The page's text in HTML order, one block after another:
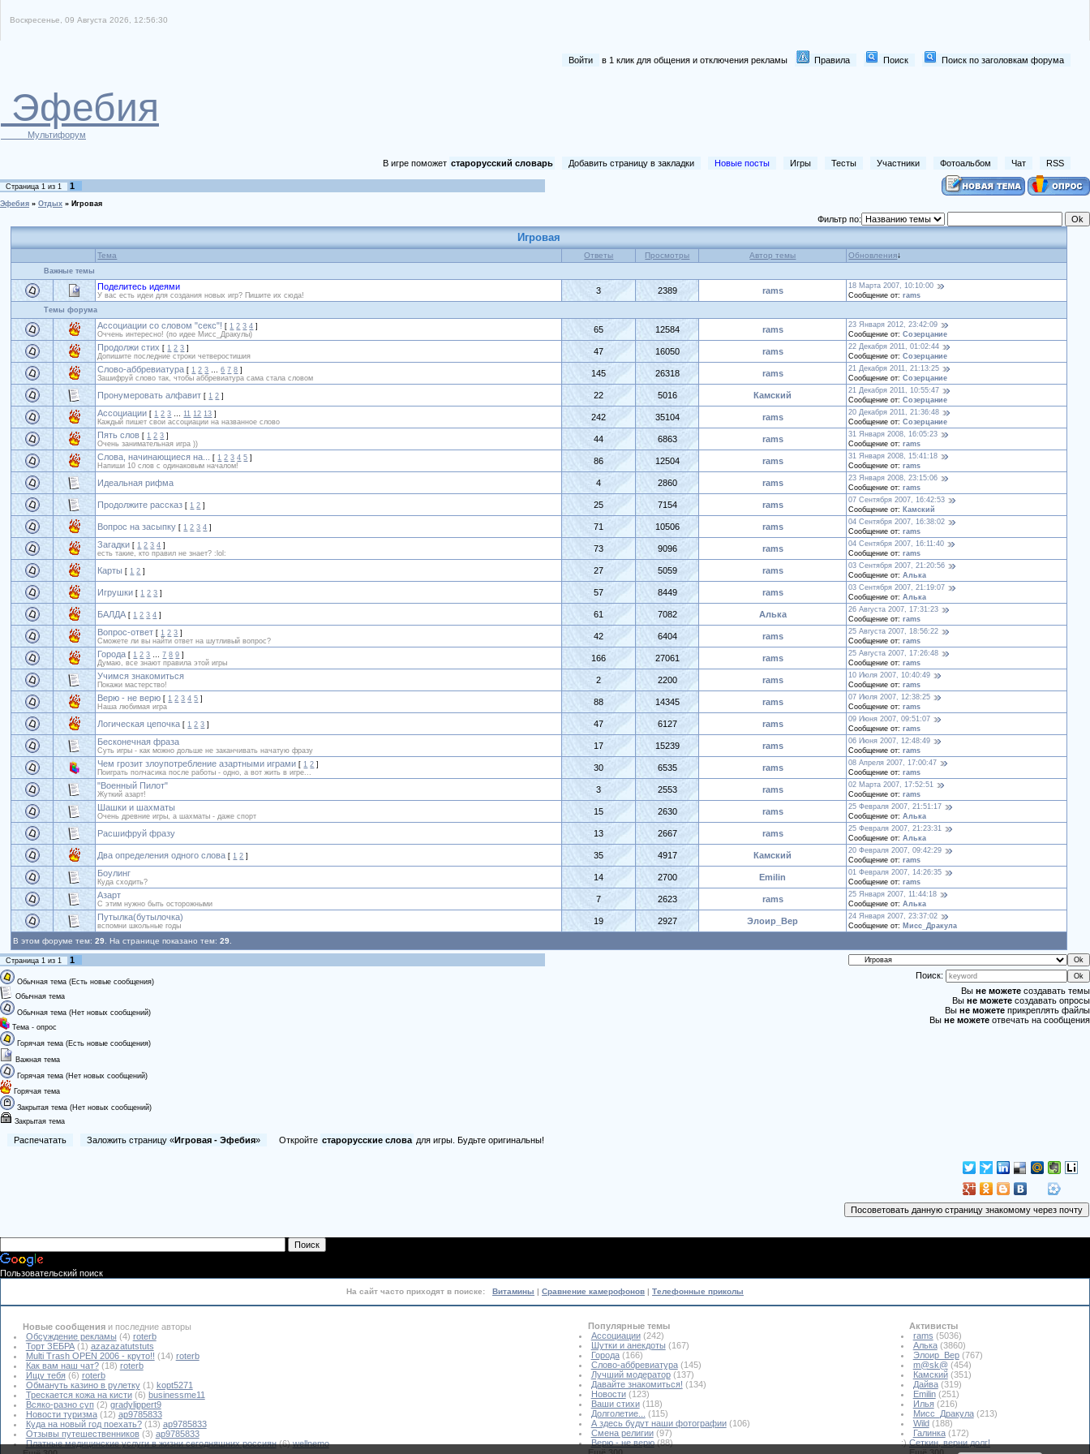
Воскресенье, 09 Августа 2026, 12:56:30
Войти в 1 клик для общения и отключения рекламы Правила Поиск Поиск по заголовкам форума
Эфебия
Мультифорум
В игре поможет старорусский словарь Добавить страницу в закладки Новые посты Игры Тесты Участники Фотоальбом Чат RSS
Страница 1 из 1 1
Эфебия » Отдых » Игровая
Фильтр по:
Игровая
Тема Ответы Просмотры Автор темы Обновления↓
Важные темы
Поделитесь идеями
У вас есть идеи для создания новых игр? Пишите их сюда! 3 2389 rams
18 Марта 2007, 10:10:00
Сообщение от:rams
Темы форума
Ассоциации со словом "секс"! [1 2 3 4 ]
Оччень интересно! (по идее Мисс_Дракулы)
65 12584 rams
23 Января 2012, 23:42:09
Сообщение от:Созерцание
Продолжи стих [1 2 3 ]
Допишите последние строки четверостишия
47 16050 rams
22 Декабря 2011, 01:02:44
Сообщение от:Созерцание
Слово-аббревиатура [1 2 3 …6 7 8 ]
Зашифруй слово так, чтобы аббревиатура сама стала словом
145 26318 rams
21 Декабря 2011, 21:13:25
Сообщение от:Созерцание
Пронумеровать алфавит [1 2 ] 22 5016 Камский
21 Декабря 2011, 10:55:47
Сообщение от:Созерцание
Ассоциации [1 2 3 …11 12 13 ]
Каждый пишет свои ассоциации на названное слово
242 35104 rams
20 Декабря 2011, 21:36:48
Сообщение от:Созерцание
Пять слов [1 2 3 ]
Очень занимательная игра ))
44 6863 rams
31 Января 2008, 16:05:23
Сообщение от:rams
Слова, начинающиеся на... [1 2 3 4 5 ]
Напиши 10 слов с одинаковым началом!
86 12504 rams
31 Января 2008, 15:41:18
Сообщение от:rams
Идеальная рифма 4 2860 rams
23 Января 2008, 23:15:06
Сообщение от:rams
Продолжите рассказ [1 2 ] 25 7154 rams
07 Сентября 2007, 16:42:53
Сообщение от: Камский
Вопрос на засыпку [1 2 3 4 ] 71 10506 rams
04 Сентября 2007, 16:38:02
Сообщение от:rams
Загадки [1 2 3 4 ]
есть такие, кто правил не знает? :lol:
73 9096 rams
04 Сентября 2007, 16:11:40
Сообщение от:rams
Карты [1 2 ] 27 5059 rams
03 Сентября 2007, 21:20:56
Сообщение от:Алька
Игрушки [1 2 3 ] 57 8449 rams
03 Сентября 2007, 21:19:07
Сообщение от:Алька
БАЛДА [1 2 3 4 ] 61 7082 Алька
26 Августа 2007, 17:31:23
Сообщение от:rams
Вопрос-ответ [1 2 3 ]
Сможете ли вы найти ответ на шутливый вопрос?
42 6404 rams
25 Августа 2007, 18:56:22
Сообщение от:rams
Города [1 2 3 …7 8 9 ]
Думаю, все знают правила этой игры
166 27061 rams
25 Августа 2007, 17:26:48
Сообщение от:rams
Учимся знакомиться
Покажи мастерство! 2 2200 rams
10 Июля 2007, 10:40:49
Сообщение от:rams
Верю - не верю [1 2 3 4 5 ]
Наша любимая игра
88 14345 rams
07 Июля 2007, 12:38:25
Сообщение от:rams
Логическая цепочка [1 2 3 ] 47 6127 rams
09 Июня 2007, 09:51:07
Сообщение от:rams
Бесконечная фраза
Суть игры - как можно дольше не заканчивать начатую фразу 17 15239 rams
06 Июня 2007, 12:48:49
Сообщение от:rams
Чем грозит злоупотребление азартными играми [1 2 ]
Поиграть полчасика после работы - одно, а вот жить в игре...
30 6535 rams
08 Апреля 2007, 17:00:47
Сообщение от:rams
"Военный Пилот"
Жуткий азарт! 3 2553 rams
02 Марта 2007, 17:52:51
Сообщение от:rams
Шашки и шахматы
Очень древние игры, а шахматы - даже спорт 15 2630 rams
25 Февраля 2007, 21:51:17
Сообщение от:Алька
Расшифруй фразу 13 2667 rams
25 Февраля 2007, 21:23:31
Сообщение от:Алька
Два определения одного слова [1 2 ] 35 4917 Камский
20 Февраля 2007, 09:42:29
Сообщение от:rams
Боулинг
Куда сходить? 14 2700 Emilin
01 Февраля 2007, 14:26:35
Сообщение от:rams
Азарт
С этим нужно быть осторожными 7 2623 rams
25 Января 2007, 11:44:18
Сообщение от:Алька
Путылка(бутылочка)
вспомни школьные годы 19 2927 Элоир_Вер
24 Января 2007, 23:37:02
Сообщение от: Мисс_Дракула
В этом форуме тем:29 . На странице показано тем:29
Страница 1 из 1 1
Обычная тема (Есть новые сообщения)
Обычная тема
Обычная тема (Нет новых сообщений)
Тема - опрос
Горячая тема (Есть новые сообщения)
Важная тема
Горячая тема (Нет новых сообщений)
Горячая тема
Закрытая тема (Нет новых сообщений)
Закрытая тема
Поиск:
Вы не можете создавать темы
Вы не можете создавать опросы
Вы не можете прикреплять файлы
Вы не можете отвечать на сообщения
Распечатать Заложить страницу «Игровая - Эфебия» Откройте старорусские слова для игры. Будьте оригинальны!
Пользовательский поиск
На сайт часто приходят в поиске: Витамины | Сравнение камерофонов | Телефонные приколы
Новые сообщения и последние авторы
Обсуждение рекламы (4) roterb
Торт ЗЕБРА (1) azazazatutstuts
Multi Trash OPEN 2006 - круто!! (14) roterb
Как вам наш чат? (18) roterb
Ищу тебя (6) roterb
Обмануть казино в рулетку (1) kopt5271
Трескается кожа на кисти (6) businessme11
Всяко-разно суп (2) gradylippert9
Новости туризма (12) ap9785833
Куда на новый год поехать? (13) ap9785833
Отзывы путешественников (3) ap9785833
Платные медицинские услуги в жизни сегодняшних россиян (6)wellnemo
Популярные темы
Ассоциации(242)
Шутки и анекдоты (167)
Города(166)
Слово-аббревиатура(145)
Лучший модератор(137)
Давайте знакомиться! (134)
Новости(123)
Ваши стихи(118)
Долголетие...
(115)
А здесь будут наши фотографии(106)
Смена религии(97)
Верю - не верю(88)
Активисты
rams (5036)
Алька(3860)
Элоир_Вер(767)
m@sk@(454)
Камский(351)
Дайва(319)
Emilin(251)
Илья(216)
Мисс_Дракула(213)
Wild(188)
Галинка(172)
:)Сеткин, верни долг!